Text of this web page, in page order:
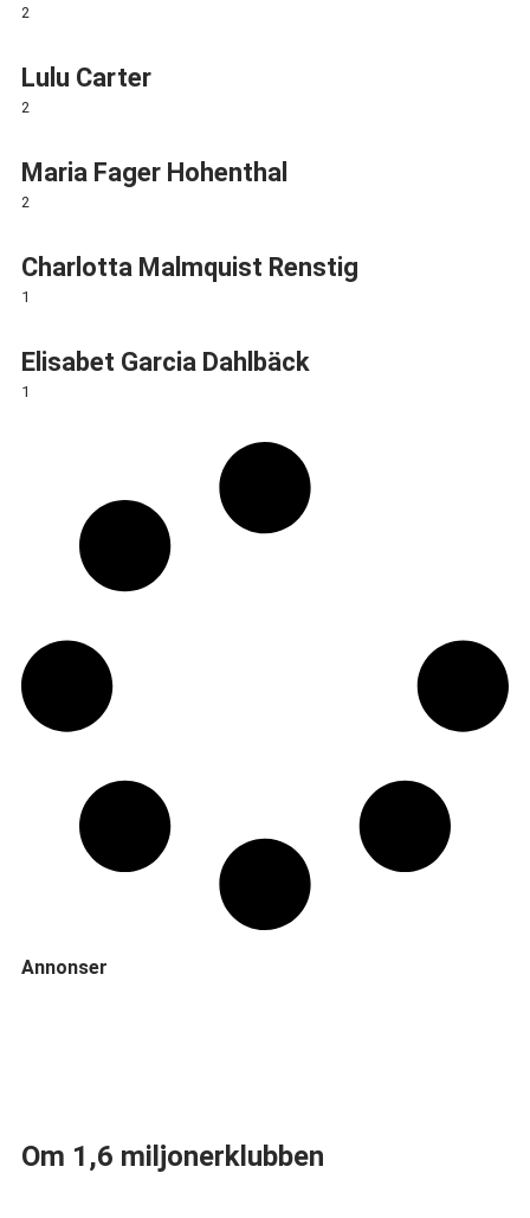
2
Lulu Carter
2
Maria Fager Hohenthal
2
Charlotta Malmquist Renstig
1
Elisabet Garcia Dahlbäck
1
Annonser
Om 1,6 miljonerklubben